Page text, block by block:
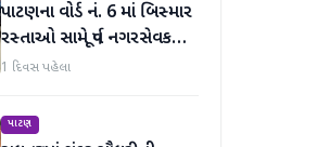
પાટણના વોર્ડ નં. 6 માં બિસ્માર
રસ્તાઓ સામે પૂર્વ નગરસેવક
મેદાનમાં
1 દિવસ પહેલા
પાટણ